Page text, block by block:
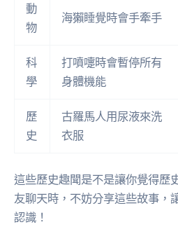
動
物
海獺睡覺時會手牽手
科
學
打噴嚏時會暫停所有
身體機能
歷
史
古羅馬人用尿液來洗
衣服
這些歷史趣聞是不是讓你覺得歷
友聊天時，不妨分享這些故事，
認識！